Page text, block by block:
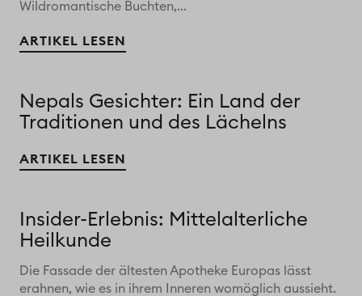
Wildromantische Buchten,...
ARTIKEL LESEN
Nepals Gesichter: Ein Land der
Traditionen und des Lächelns
ARTIKEL LESEN
Insider-Erlebnis: Mittelalterliche
Heilkunde
Die Fassade der ältesten Apotheke Europas lässt
erahnen, wie es in ihrem Inneren womöglich aussieht.